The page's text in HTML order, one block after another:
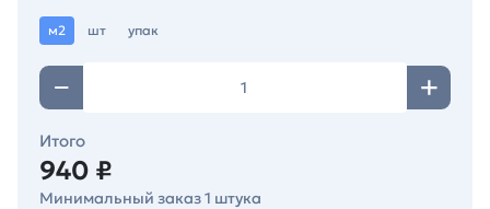
м2 шт упак
Итого
940 ₽
Минимальный заказ 1 штука